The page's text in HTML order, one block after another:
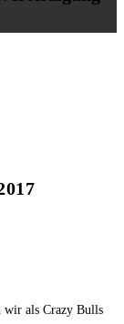
wir als Crazy Bulls